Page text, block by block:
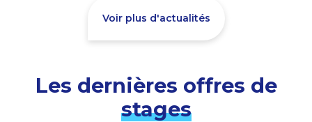
Voir plus d'actualités
Les dernières offres de
stages